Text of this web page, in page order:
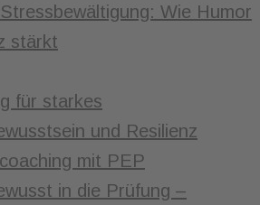
Wie Humor
stärkt
für starkes
und Resilienz
mit PEP
in die Prüfung –